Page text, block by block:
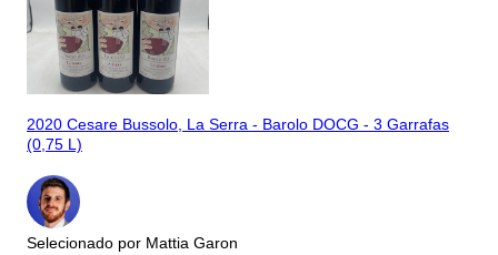
2020 Cesare Bussolo, La Serra - Barolo DOCG - 3 Garrafas
(0,75 L)
Selecionado por Mattia Garon